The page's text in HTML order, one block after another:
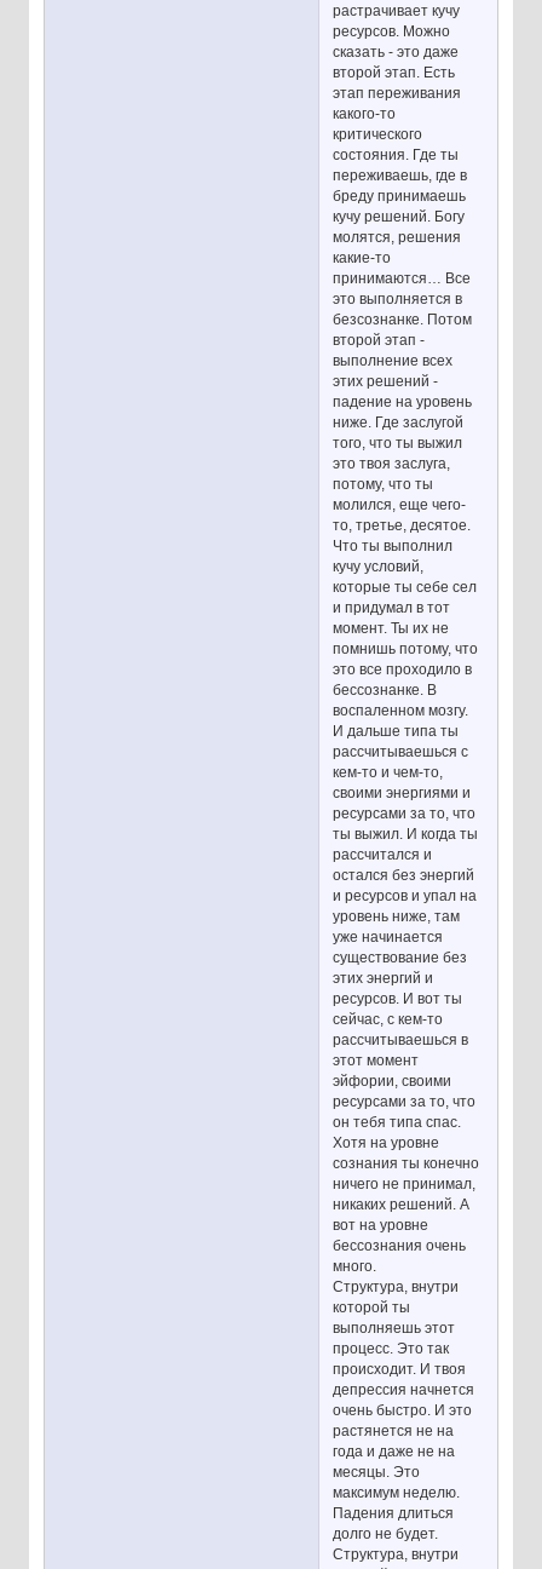
растрачивает кучу
ресурсов. Можно
сказать - это даже
второй этап. Есть
этап переживания
какого-то
критического
состояния. Где ты
переживаешь, где в
бреду принимаешь
кучу решений. Богу
молятся, решения
какие-то
принимаются… Все
это выполняется в
безсознанке. Потом
второй этап -
выполнение всех
этих решений -
падение на уровень
ниже. Где заслугой
того, что ты выжил
это твоя заслуга,
потому, что ты
молился, еще чего-
то, третье, десятое.
Что ты выполнил
кучу условий,
которые ты себе сел
и придумал в тот
момент. Ты их не
помнишь потому, что
это все проходило в
бессознанке. В
воспаленном мозгу.
И дальше типа ты
рассчитываешься с
кем-то и чем-то,
своими энергиями и
ресурсами за то, что
ты выжил. И когда ты
рассчитался и
остался без энергий
и ресурсов и упал на
уровень ниже, там
уже начинается
существование без
этих энергий и
ресурсов. И вот ты
сейчас, с кем-то
рассчитываешься в
этот момент
эйфории, своими
ресурсами за то, что
он тебя типа спас.
Хотя на уровне
сознания ты конечно
ничего не принимал,
никаких решений. А
вот на уровне
бессознания очень
много.
Структура, внутри
которой ты
выполняешь этот
процесс. Это так
происходит. И твоя
депрессия начнется
очень быстро. И это
растянется не на
года и даже не на
месяцы. Это
максимум неделю.
Падения длиться
долго не будет.
Структура, внутри